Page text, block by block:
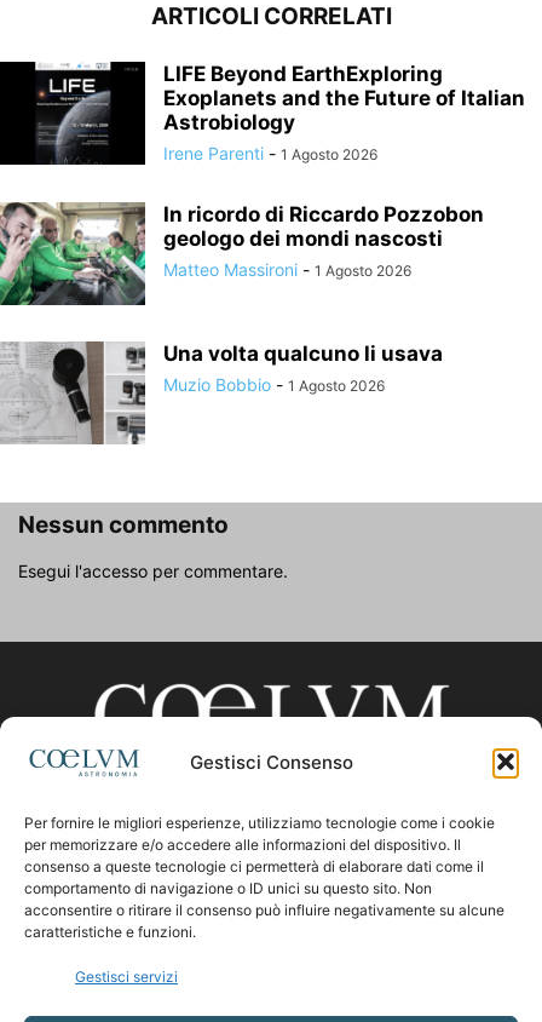
Gestisci Consenso
Per fornire le migliori esperienze, utilizziamo tecnologie come i cookie
per memorizzare e/o accedere alle informazioni del dispositivo. Il
consenso a queste tecnologie ci permetterà di elaborare dati come il
comportamento di navigazione o ID unici su questo sito. Non
acconsentire o ritirare il consenso può influire negativamente su alcune
caratteristiche e funzioni.
Gestisci servizi
ARTICOLI CORRELATI
LIFE Beyond EarthExploring
Exoplanets and the Future of Italian
Astrobiology
Irene Parenti - 1 Agosto 2026
In ricordo di Riccardo Pozzobon
geologo dei mondi nascosti
Matteo Massironi - 1 Agosto 2026
Una volta qualcuno li usava
Muzio Bobbio - 1 Agosto 2026
Nessun commento
Esegui l'accesso per commentare.
CHI SIAMO
Contattaci:coelumastro@coelum.com